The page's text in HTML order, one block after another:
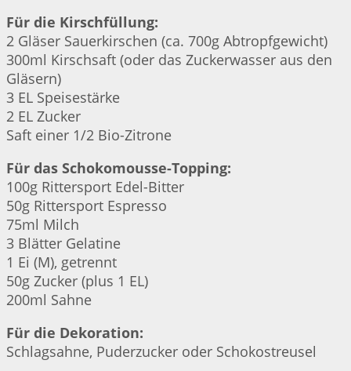
Für die Kirschfüllung:
2 Gläser Sauerkirschen (ca. 700g Abtropfgewicht)
300ml Kirschsaft (oder das Zuckerwasser aus den
Gläsern)
3 EL Speisestärke
2 EL Zucker
Saft einer 1/2 Bio-Zitrone
Für das Schokomousse-Topping:
100g Rittersport Edel-Bitter
50g Rittersport Espresso
75ml Milch
3 Blätter Gelatine
1 Ei (M), getrennt
50g Zucker (plus 1 EL)
200ml Sahne
Für die Dekoration:
Schlagsahne, Puderzucker oder Schokostreusel